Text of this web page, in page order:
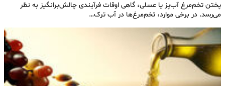
پختن تخم‌مرغ آب‌پز یا عسلی، گاهی اوقات فرآیندی چالش‌برانگیز به نظر
می‌رسد. در برخی موارد، تخم‌مرغ‌ها در آب ترک…